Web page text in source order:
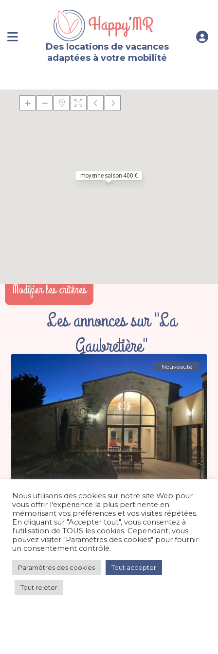
Des locations de vacances
adaptées à votre mobilité
moyenne saison 400 €
Modifier les critères
Les annonces sur "La
Gaubretière"
moyenne saison 400 €/nuit
Nouveauté
Gîte 14 personnes, Puy du fou à
proximité
Maison/villa/chalet/gîte/Campagne
Nous utilisons des cookies sur notre site Web pour
vous offrir l'expérience la plus pertinente en
mémorisant vos préférences et vos visites répétées.
En cliquant sur "Accepter tout", vous consentez à
l'utilisation de TOUS les cookies. Cependant, vous
pouvez visiter "Paramètres des cookies" pour fournir
un consentement contrôlé.
Paramètres des cookies Tout accepter
Tout rejeter